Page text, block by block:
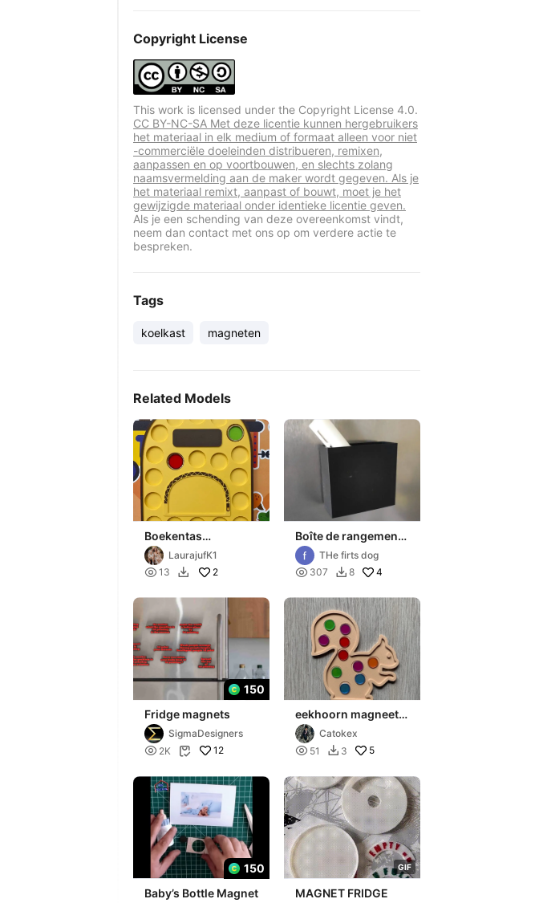
Copyright License
This work is licensed under the Copyright License 4.0.
CC BY-NC-SA Met deze licentie kunnen hergebruikers
het materiaal in elk medium of formaat alleen voor niet
-commerciële doeleinden distribueren, remixen,
aanpassen en op voortbouwen, en slechts zolang
naamsvermelding aan de maker wordt gegeven. Als je
het materiaal remixt, aanpast of bouwt, moet je het
gewijzigde materiaal onder identieke licentie geven.
Als je een schending van deze overeenkomst vindt,
neem dan contact met ons op om verdere actie te
bespreken.
Tags
koelkast magneten
Related Models
Boekentas
magnetische
schijvenLaurajufK1
 13  2
Boîte de rangement
pour frigo
THe firts dog
 307  8 4
150
Fridge magnets
SigmaDesigners
 2K  12
eekhoorn magneet
fichesCatokex
 51  3 5
150
Baby’s Bottle Magnet
GIF
MAGNET FRIDGE